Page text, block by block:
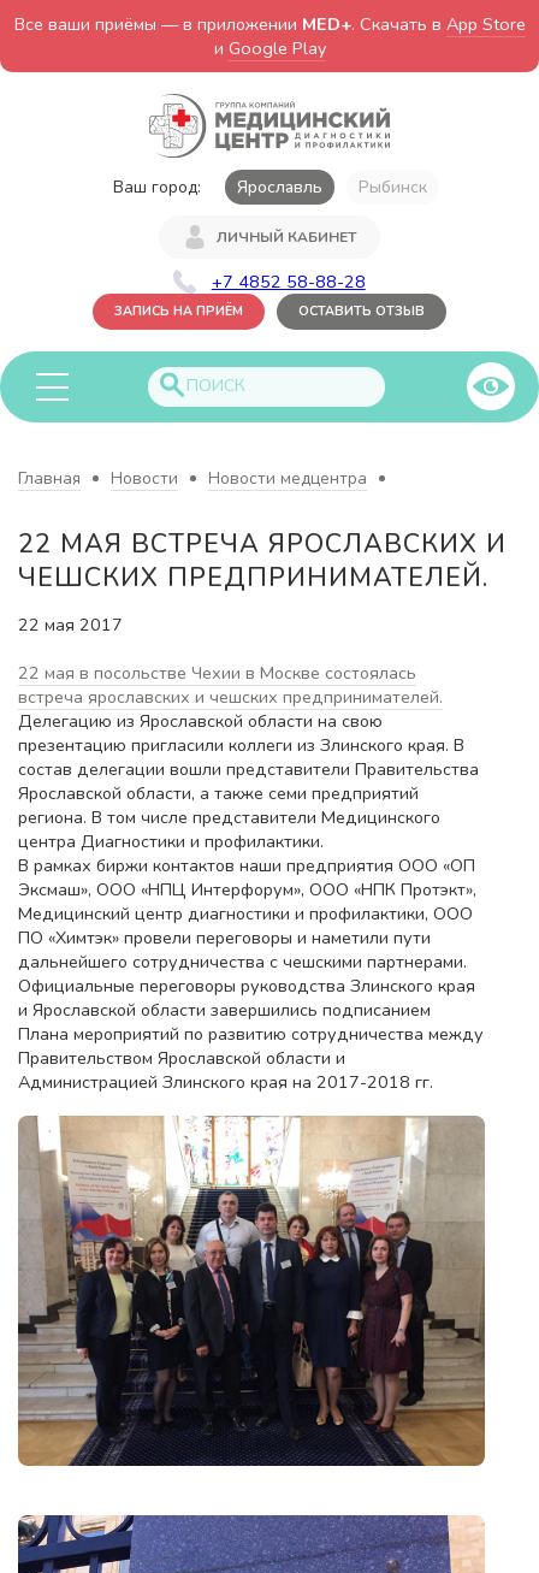
Все ваши приёмы — в приложении MED+. Скачать в App Store
и Google Play
Ваш город: Ярославль Рыбинск
ЛИЧНЫЙ КАБИНЕТ
+7 4852 58-88-28
ЗАПИСЬ НА ПРИЁМ ОСТАВИТЬ ОТЗЫВ
Главная Новости Новости медцентра
22 МАЯ ВСТРЕЧА ЯРОСЛАВСКИХ И
ЧЕШСКИХ ПРЕДПРИНИМАТЕЛЕЙ.
22 мая 2017
22 мая в посольстве Чехии в Москве состоялась
встреча ярославских и чешских предпринимателей.
Делегацию из Ярославской области на свою
презентацию пригласили коллеги из Злинского края. В
состав делегации вошли представители Правительства
Ярославской области, а также семи предприятий
региона. В том числе представители Медицинского
центра Диагностики и профилактики.
В рамках биржи контактов наши предприятия ООО «ОП
Эксмаш», ООО «НПЦ Интерфорум», ООО «НПК Протэкт»,
Медицинский центр диагностики и профилактики, ООО
ПО «Химтэк» провели переговоры и наметили пути
дальнейшего сотрудничества с чешскими партнерами.
Официальные переговоры руководства Злинского края
и Ярославской области завершились подписанием
Плана мероприятий по развитию сотрудничества между
Правительством Ярославской области и
Администрацией Злинского края на 2017-2018 гг.